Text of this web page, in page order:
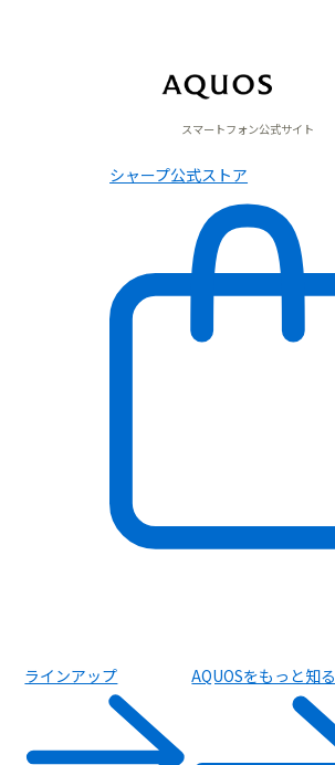
スマートフォン公式サイト
シャープ公式ストア
ラインアップ AQUOSをもっと知る